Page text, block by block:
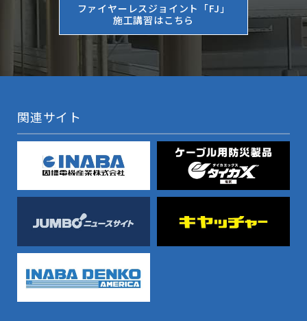
ファイヤーレスジョイント「FJ」
施工講習はこちら
関連サイト